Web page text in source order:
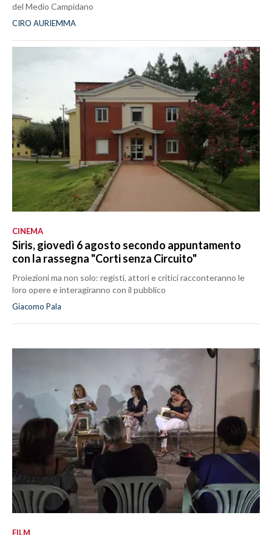
del Medio Campidano
CIRO AURIEMMA
CINEMA
Siris, giovedì 6 agosto secondo appuntamento
con la rassegna "Corti senza Circuito"
Proiezioni ma non solo: registi, attori e critici racconteranno le
loro opere e interagiranno con il pubblico
Giacomo Pala
FILM